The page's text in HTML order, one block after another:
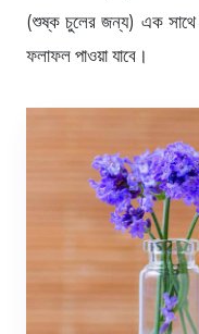
(শুষ্ক চুলের জন্য) এক সাথে
ফলাফল পাওয়া যাবে।